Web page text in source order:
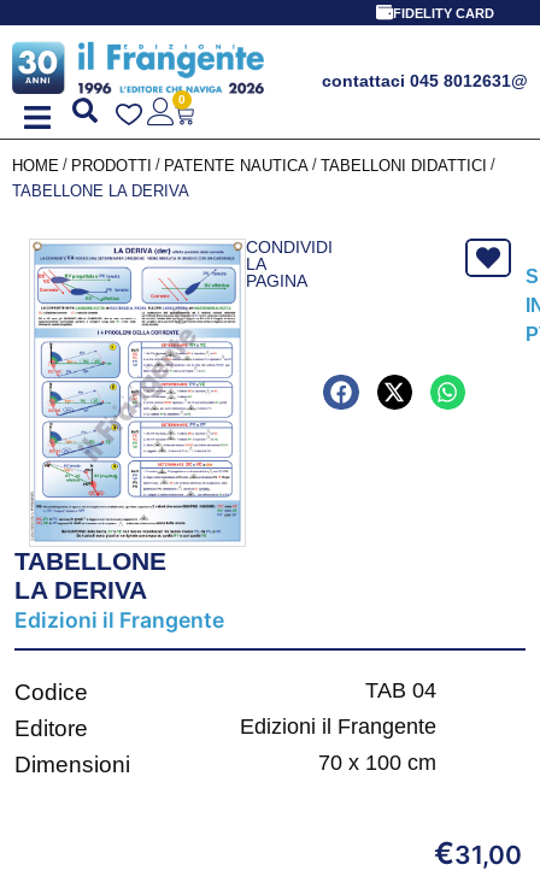
FIDELITY CARD
contattaci 045 8012631@
0
HOME / PRODOTTI / PATENTE NAUTICA / TABELLONI DIDATTICI /
TABELLONE LA DERIVA
CONDIVIDI
LA
PAGINA
TABELLONE
LA DERIVA
Edizioni il Frangente
Codice TAB 04
Editore Edizioni il Frangente
Dimensioni 70 x 100 cm
€31,00